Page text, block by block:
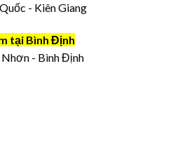
- Kiên Giang
tại Bình Định
- Bình Định